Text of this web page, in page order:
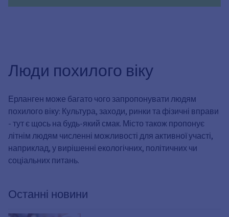
Люди похилого віку
Ерланген може багато чого запропонувати людям
похилого віку: Культура, заходи, ринки та фізичні вправи
- тут є щось на будь-який смак. Місто також пропонує
літнім людям численні можливості для активної участі,
наприклад, у вирішенні екологічних, політичних чи
соціальних питань.
Останні новини